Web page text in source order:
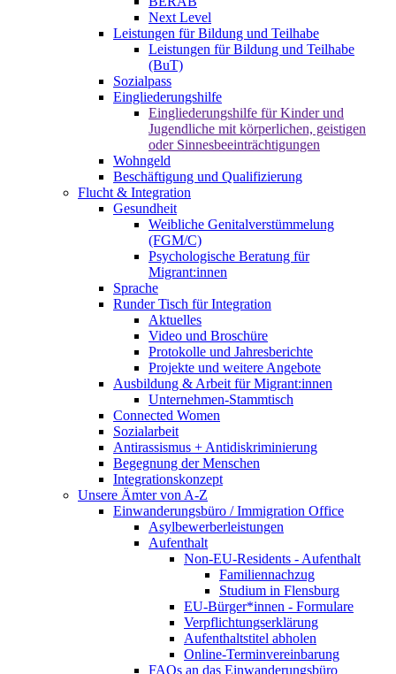
Next Level
Leistungen für Bildung und Teilhabe
Leistungen für Bildung und Teilhabe
(BuT)
Sozialpass
Eingliederungshilfe
Eingliederungshilfe für Kinder und
Jugendliche mit körperlichen, geistigen
oder Sinnesbeeinträchtigungen
Wohngeld
Beschäftigung und Qualifizierung
Flucht & Integration
Gesundheit
Weibliche Genitalverstümmelung
(FGM/C)
Psychologische Beratung für
Migrant:innen
Sprache
Runder Tisch für Integration
Aktuelles
Video und Broschüre
Protokolle und Jahresberichte
Projekte und weitere Angebote
Ausbildung & Arbeit für Migrant:innen
Unternehmen-Stammtisch
Connected Women
Sozialarbeit
Antirassismus + Antidiskriminierung
Begegnung der Menschen
Integrationskonzept
Unsere Ämter von A-Z
Einwanderungsbüro / Immigration Office
Asylbewerberleistungen
Aufenthalt
Non-EU-Residents - Aufenthalt
Familiennachzug
Studium in Flensburg
EU-Bürger*innen - Formulare
Verpflichtungserklärung
Aufenthaltstitel abholen
Online-Terminvereinbarung
FAQs an das Einwanderungsbüro